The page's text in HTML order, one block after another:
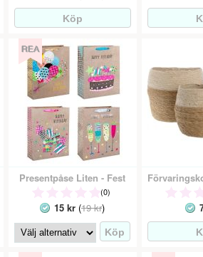
Presentpåse Liten - Fest
(0)
15 kr (19 kr)